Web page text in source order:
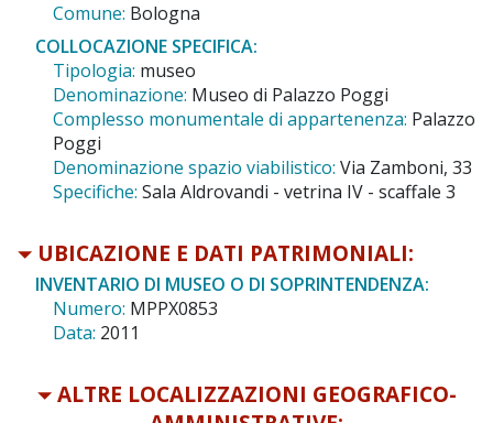
Comune: Bologna
COLLOCAZIONE SPECIFICA:
Tipologia: museo
Denominazione: Museo di Palazzo Poggi
Complesso monumentale di appartenenza: Palazzo
Poggi
Denominazione spazio viabilistico: Via Zamboni, 33
Specifiche: Sala Aldrovandi - vetrina IV - scaffale 3
UBICAZIONE E DATI PATRIMONIALI:
INVENTARIO DI MUSEO O DI SOPRINTENDENZA:
Numero: MPPX0853
Data: 2011
ALTRE LOCALIZZAZIONI GEOGRAFICO-